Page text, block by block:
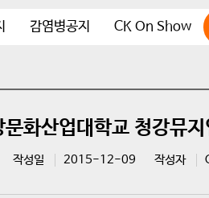
감염병공지 CK On Show
문화산업대학교 청강뮤
작성일 2015-12-09 작성자